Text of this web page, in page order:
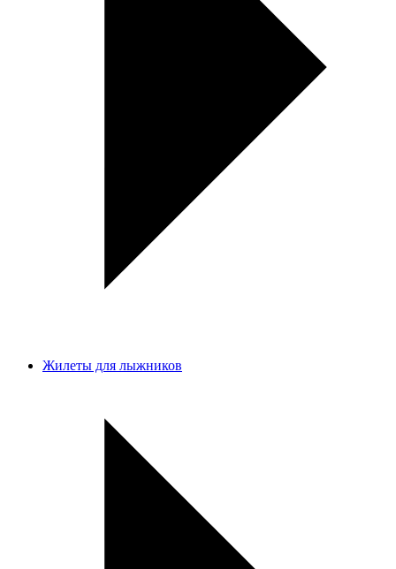
Жилеты для лыжников